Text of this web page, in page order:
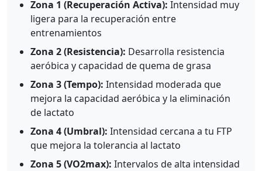
Zona 1 (Recuperación Activa): Intensidad muy
ligera para la recuperación entre
entrenamientos
Zona 2 (Resistencia): Desarrolla resistencia
aeróbica y capacidad de quema de grasa
Zona 3 (Tempo): Intensidad moderada que
mejora la capacidad aeróbica y la eliminación
de lactato
Zona 4 (Umbral): Intensidad cercana a tu FTP
que mejora la tolerancia al lactato
Zona 5 (VO2max): Intervalos de alta intensidad